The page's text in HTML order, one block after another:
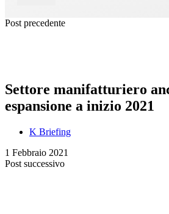
Post precedente
Settore manifatturiero
espansione a inizio 2021
K Briefing
1 Febbraio 2021
Post successivo